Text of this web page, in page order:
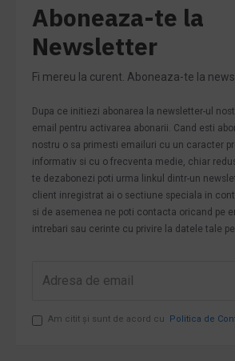
Aboneaza-te la
Newsletter
Fi mereu la curent. Aboneaza-te la
Dupa ce initiezi abonarea la newsletter-ul
email pentru activarea abonarii. Cand esti
nostru o sa primesti emailuri cu un caracter
informativ si cu o frecventa medie, chiar
te dezabonezi poti urma linkul dintr-un
client inregistrat ai o sectiune speciala in
si de asemenea ne poti contacta oricand pe
intrebari sau cerinte cu privire la datele tale
Am citit şi sunt de acord cu Politica de